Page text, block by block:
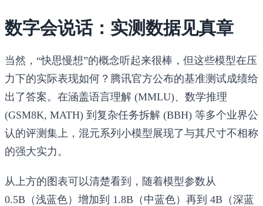
数字会说话：实测数据见真章
当然，“快思慢想”的概念听起来很棒，但这些模型在压
力下的实际表现如何？腾讯官方公布的基准测试成绩给
出了答案。在涵盖语言理解 (MMLU)、数学推理
(GSM8K, MATH) 到复杂任务拆解 (BBH) 等多个业界公
认的评测集上，混元系列小模型展现了与其尺寸不相称
的强大实力。
从上方的图表可以清楚看到，随着模型参数从
0.5B（浅蓝色）增加到 1.8B（中蓝色）再到 4B（深蓝